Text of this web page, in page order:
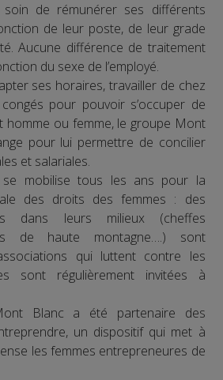
de rémunérer ses différents
de leur poste, de leur grade
Aucune différence de traitement
du sexe de l’employé.
ses horaires, travailler de chez
pour pouvoir s’occuper de
homme ou femme, le groupe Mont
pour lui permettre de concilier
et salariales.
mobilise tous les ans pour la
des droits des femmes : des
dans leurs milieux (cheffes
de haute montagne….) sont
qui luttent contre les
sont régulièrement invitées à
Blanc a été partenaire des
un dispositif qui met à
les femmes entrepreneures de